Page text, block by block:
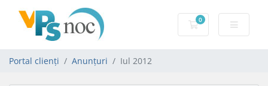
0
Coș de
Portal clienți Anunțuri Iul 2012